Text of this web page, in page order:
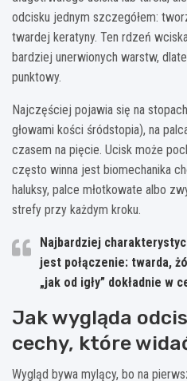
odcisku jednym szczegółem:
twardej keratyny. Ten rdzeń
bardziej unerwionych warstw,
punktowy.
Najczęściej pojawia się na
głowami kości śródstopia), na
czasem na pięcie. Ucisk może
często winna jest biomechanika
haluksy, palce młotkowate albo
strefy przy każdym kroku.
Najbardziej
jest połączenie: twarda,
„jak od igły” dokładnie w
Jak wygląda
cechy, które
Wygląd bywa mylący, bo na